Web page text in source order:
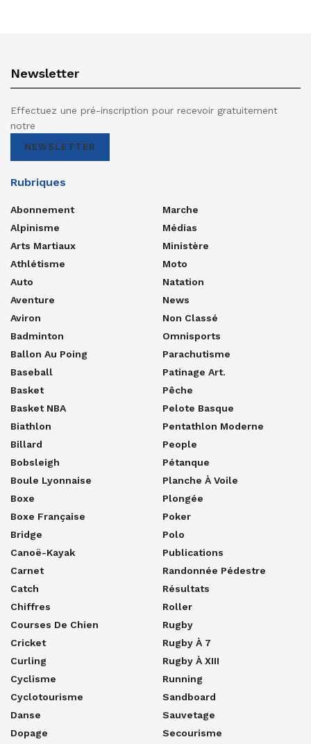
Newsletter
Effectuez une pré-inscription pour recevoir gratuitement
notre
NEWSLETTER
Rubriques
Abonnement
Alpinisme
Arts Martiaux
Athlétisme
Auto
Aventure
Aviron
Badminton
Ballon Au Poing
Baseball
Basket
Basket NBA
Biathlon
Billard
Bobsleigh
Boule Lyonnaise
Boxe
Boxe Française
Bridge
Canoë-Kayak
Carnet
Catch
Chiffres
Courses De Chien
Cricket
Curling
Cyclisme
Cyclotourisme
Danse
Dopage
Marche
Médias
Ministère
Moto
Natation
News
Non Classé
Omnisports
Parachutisme
Patinage Art.
Pêche
Pelote Basque
Pentathlon Moderne
People
Pétanque
Planche À Voile
Plongée
Poker
Polo
Publications
Randonnée Pédestre
Résultats
Roller
Rugby
Rugby À 7
Rugby À XIII
Running
Sandboard
Sauvetage
Secourisme